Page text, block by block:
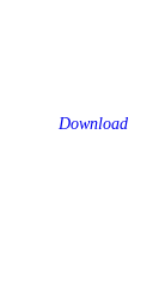
Download